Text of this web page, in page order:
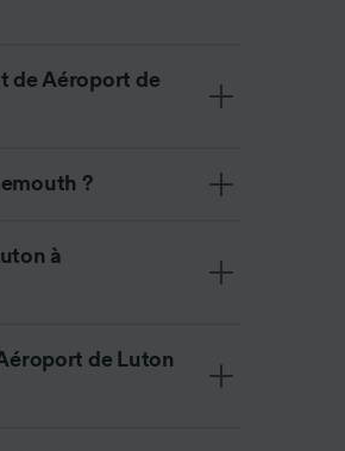
de Aéroport de
?
à
de Luton